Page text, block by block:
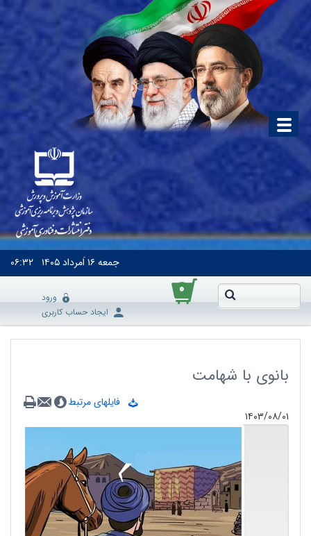
جمعه۱۶ اَمرداد ۱۴۰۵ ۰۶:۳۲
۰
ورود
ایجاد حساب کاربری
بانوی با شهامت
فایلهای مرتبط
۱۴۰۳/۰۸/۰۱